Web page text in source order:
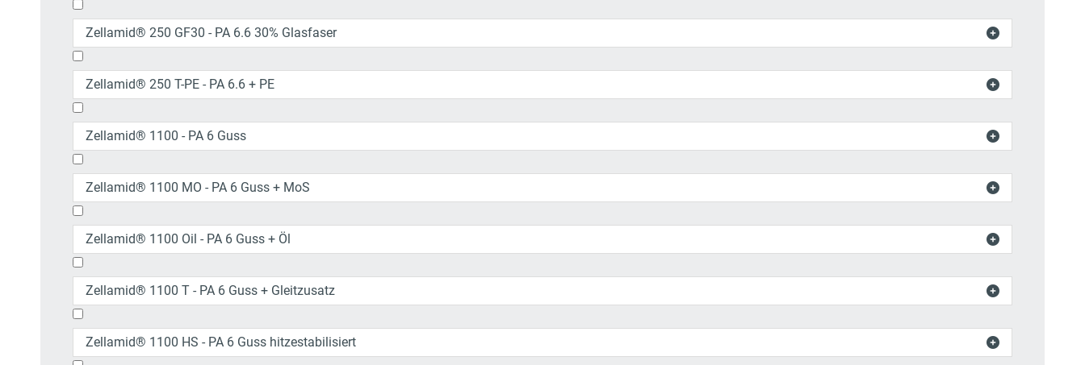
Zellamid® 250 GF30 - PA 6.6 30% Glasfaser 
Zellamid® 250 T-PE - PA 6.6 + PE 
Zellamid® 1100 - PA 6 Guss 
Zellamid® 1100 MO - PA 6 Guss + MoS 
Zellamid® 1100 Oil - PA 6 Guss + Öl 
Zellamid® 1100 T - PA 6 Guss + Gleitzusatz 
Zellamid® 1100 HS - PA 6 Guss hitzestabilisiert 